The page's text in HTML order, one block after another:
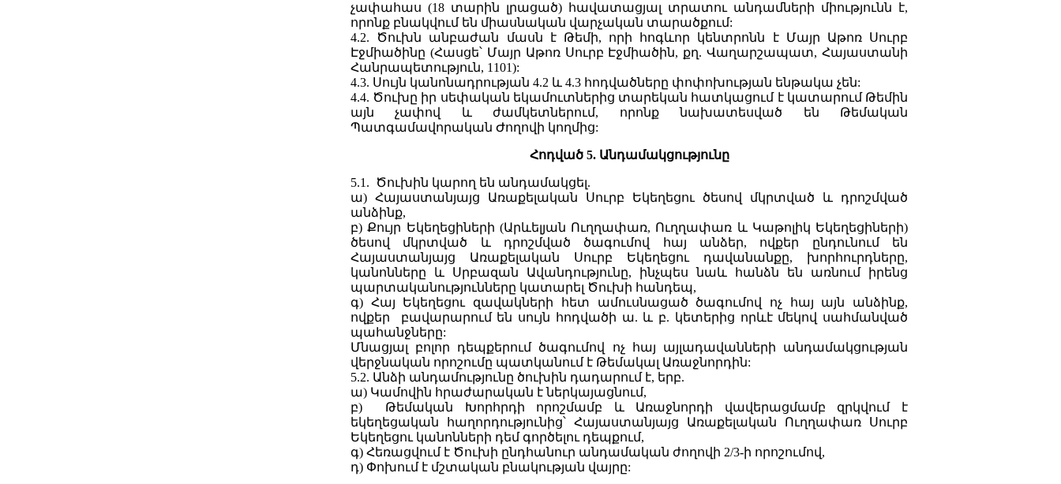
չափահաս (18 տարին լրացած) հավատացյալ տրատու անդամների միությունն է,
որոնք բնակվում են միասնական վարչական տարածքում:
4.2. Ծուխն անբաժան մասն է Թեմի, որի հոգևոր կենտրոնն է Մայր Աթոռ Սուրբ
Էջմիածինը (Հասցե՝ Մայր Աթոռ Սուրբ Էջմիածին, քղ. Վաղարշապատ, Հայաստանի
Հանրապետություն, 1101):
4.3. Սույն կանոնադրության 4.2 և 4.3 հոդվածները փոփոխության ենթակա չեն:
4.4. Ծուխը իր սեփական եկամուտներից տարեկան հատկացում է կատարում Թեմին
այն չափով և ժամկետներում, որոնք նախատեսված են Թեմական
Պատգամավորական Ժողովի կողմից:
Հոդված 5. Անդամակցությունը
5.1. Ծուխին կարող են անդամակցել.
ա) Հայաստանյայց Առաքելական Սուրբ Եկեղեցու ծեսով մկրտված և դրոշմված
անձինք,
բ) Քույր Եկեղեցիների (Արևելյան Ուղղափառ, Ուղղափառ և Կաթոլիկ Եկեղեցիների)
ծեսով մկրտված և դրոշմված ծագումով հայ անձեր, ովքեր ընդունում են
Հայաստանյայց Առաքելական Սուրբ Եկեղեցու դավանանքը, խորհուրդները,
կանոնները և Սրբազան Ավանդությունը, ինչպես նաև հանձն են առնում իրենց
պարտականությունները կատարել Ծուխի հանդեպ,
գ) Հայ Եկեղեցու զավակների հետ ամուսնացած ծագումով ոչ հայ այն անձինք,
ովքեր բավարարում են սույն հոդվածի ա. և բ. կետերից որևէ մեկով սահմանված
պահանջները:
Մնացյալ բոլոր դեպքերում ծագումով ոչ հայ այլադավանների անդամակցության
վերջնական որոշումը պատկանում է Թեմակալ Առաջնորդին:
5.2. Անձի անդամությունը ծուխին դադարում է, երբ.
ա) Կամովին հրաժարական է ներկայացնում,
բ) Թեմական Խորհրդի որոշմամբ և Առաջնորդի վավերացմամբ զրկվում է
եկեղեցական հաղորդությունից՝ Հայաստանյայց Առաքելական Ուղղափառ Սուրբ
Եկեղեցու կանոնների դեմ գործելու դեպքում,
գ) Հեռացվում է Ծուխի ընդհանուր անդամական ժողովի 2/3-ի որոշումով,
դ) Փոխում է մշտական բնակության վայրը: